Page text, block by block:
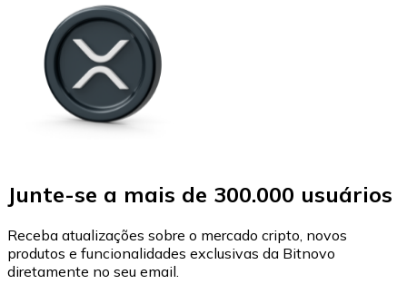
Junte-se a mais de 300.000 usuários
Receba atualizações sobre o mercado cripto, novos
produtos e funcionalidades exclusivas da Bitnovo
diretamente no seu email.